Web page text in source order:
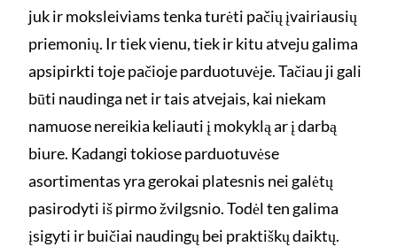
juk ir moksleiviams tenka turėti pačių įvairiausių
priemonių. Ir tiek vienu, tiek ir kitu atveju galima
apsipirkti toje pačioje parduotuvėje. Tačiau ji gali
būti naudinga net ir tais atvejais, kai niekam
namuose nereikia keliauti į mokyklą ar į darbą
biure. Kadangi tokiose parduotuvėse
asortimentas yra gerokai platesnis nei galėtų
pasirodyti iš pirmo žvilgsnio. Todėl ten galima
įsigyti ir buičiai naudingų bei praktiškų daiktų.